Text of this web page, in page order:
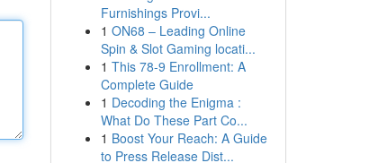
Furnishings Provi...
1 ON68 – Leading Online
Spin & Slot Gaming locati...
1 This 78-9 Enrollment: A
Complete Guide
1 Decoding the Enigma :
What Do These Part Co...
1 Boost Your Reach: A Guide
to Press Release Dist...